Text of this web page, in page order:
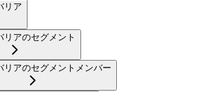
リア
リアのセグメント
リアのセグメントメンバー